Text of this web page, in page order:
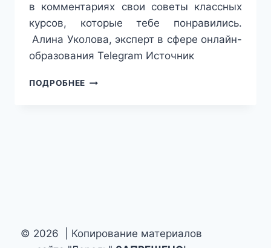
в комментариях свои советы классных
курсов, которые тебе понравились.
Алина Уколова, эксперт в сфере онлайн-
образования Telegram Источник
ПОДРОБНЕЕ КАК
© 2026 | Копирование материалов